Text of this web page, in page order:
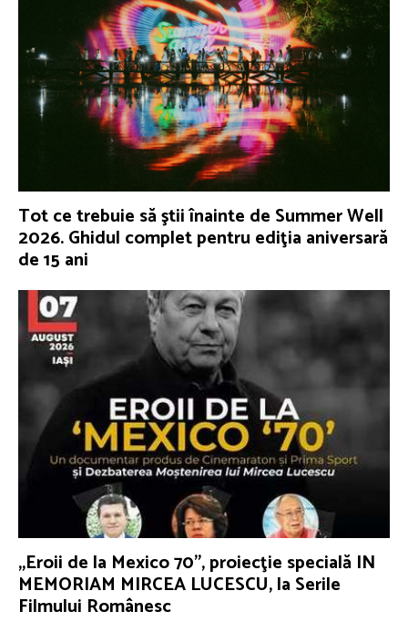
Tot ce trebuie să ştii înainte de Summer Well
2026. Ghidul complet pentru ediţia aniversară
de 15 ani
„Eroii de la Mexico 70”, proiecţie specială IN
MEMORIAM MIRCEA LUCESCU, la Serile
Filmului Românesc